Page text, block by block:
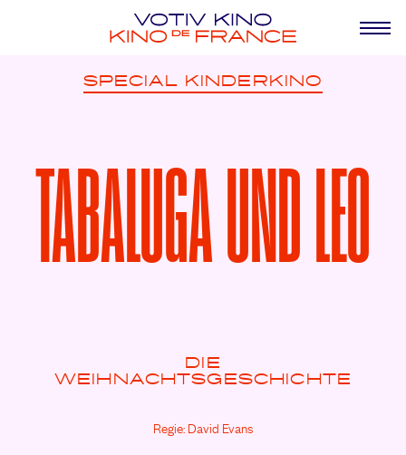
SPECIAL KINDERKINO
TABALUGA UND LEO
DIE
WEIHNACHTSGESCHICHTE
Regie: David Evans